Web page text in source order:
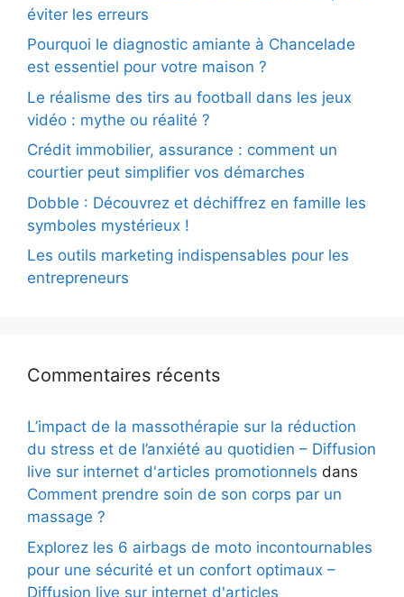
éviter les erreurs
Pourquoi le diagnostic amiante à Chancelade
est essentiel pour votre maison ?
Le réalisme des tirs au football dans les jeux
vidéo : mythe ou réalité ?
Crédit immobilier, assurance : comment un
courtier peut simplifier vos démarches
Dobble : Découvrez et déchiffrez en famille les
symboles mystérieux !
Les outils marketing indispensables pour les
entrepreneurs
Commentaires récents
L’impact de la massothérapie sur la réduction
du stress et de l’anxiété au quotidien – Diffusion
live sur internet d'articles promotionnels dans
Comment prendre soin de son corps par un
massage ?
Explorez les 6 airbags de moto incontournables
pour une sécurité et un confort optimaux –
Diffusion live sur internet d'articles